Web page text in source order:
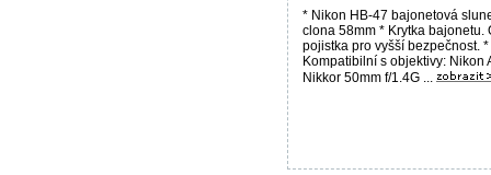
* Nikon HB-47 bajonetová
clona 58mm * Krytka bajonetu.
pojistka pro vyšší bezpečnost. *
Kompatibilní s objektivy: Nikon
Nikkor 50mm f/1.4G ...